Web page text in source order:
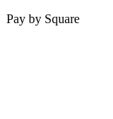
Pay by Square